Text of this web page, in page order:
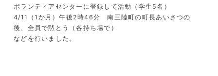
ボランティアセンターに登録して活動（学生5名）
4/11（1か月）午後2時46分 南三陸町の町長あいさつの
後、全員で黙とう（各持ち場で）
などを行いました。